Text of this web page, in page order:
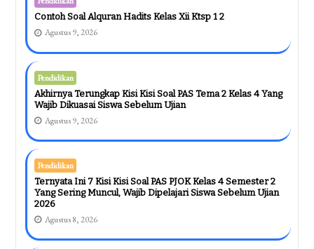
Contoh Soal Alquran Hadits Kelas Xii Ktsp 1 2
Agustus 9, 2026
Pendidikan
Akhirnya Terungkap Kisi Kisi Soal PAS Tema 2 Kelas 4 Yang
Wajib Dikuasai Siswa Sebelum Ujian
Agustus 9, 2026
Pendidikan
Ternyata Ini 7 Kisi Kisi Soal PAS PJOK Kelas 4 Semester 2
Yang Sering Muncul, Wajib Dipelajari Siswa Sebelum Ujian
2026
Agustus 8, 2026